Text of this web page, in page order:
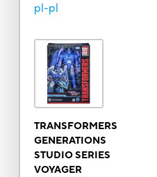
pl-pl
TRANSFORMERS
GENERATIONS
STUDIO SERIES
VOYAGER